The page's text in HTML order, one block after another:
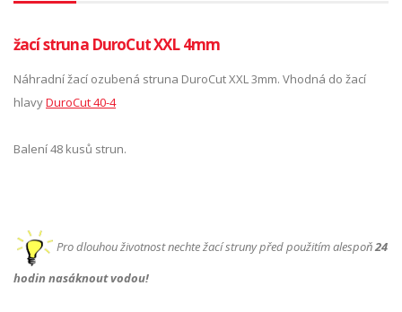
žací struna DuroCut XXL 4mm
Náhradní žací ozubená struna DuroCut XXL 3mm. Vhodná do žací
hlavyDuroCut 40-4
Balení 48 kusů strun.
Pro dlouhou životnost nechte žací struny před použitím alespoň24
hodin nasáknout vodou!